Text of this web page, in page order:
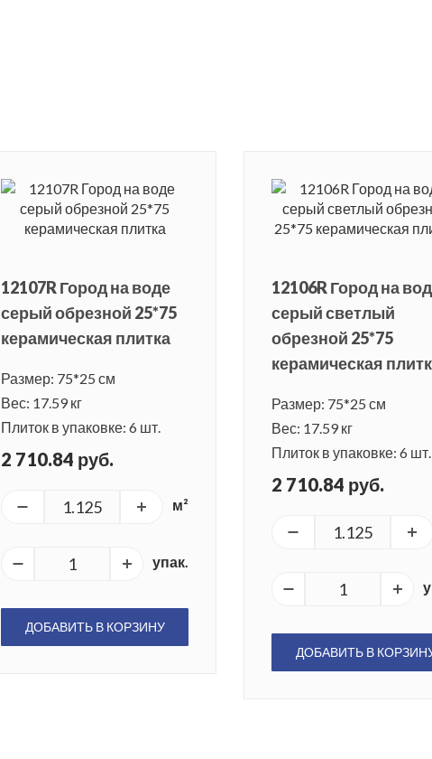
12107R Город на воде
серый обрезной 25*75
керамическая плитка
Размер: 75*25 см
Вес: 17.59 кг
Плиток в упаковке: 6 шт.
2 710.84 руб.
м²
упак.
ДОБАВИТЬ В КОРЗИНУ
12106R Город на
серый светлый
обрезной 25*75
керамическая
Размер: 75*25 см
Вес: 17.59 кг
Плиток в упаковке: 6 шт.
2 710.84 руб.
ДОБАВИТЬ В